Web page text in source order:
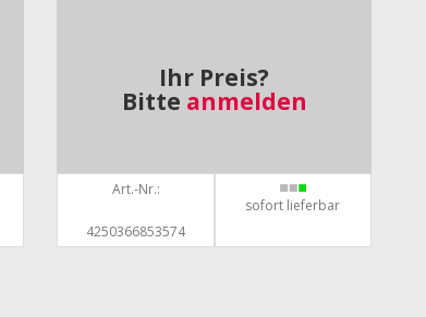
Ihr Preis?
Bitte anmelden
Art.-Nr.:
4250366853574
sofort lieferbar